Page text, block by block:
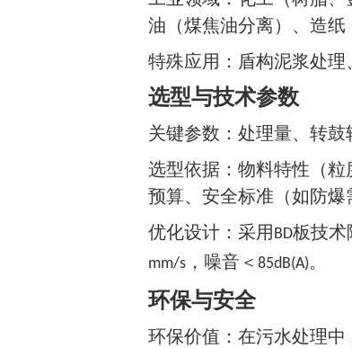
油（煤焦油分离）、造纸
特殊应用：盾构泥浆处理
选型与技术参数
关键参数：处理量、转鼓
选型依据：物料特性（
预算、安全标准（如防爆
优化设计：采用 BD板技术
mm/s ，噪音＜ 85dB(A)。
环保与安全
环保价值：在污水处理中